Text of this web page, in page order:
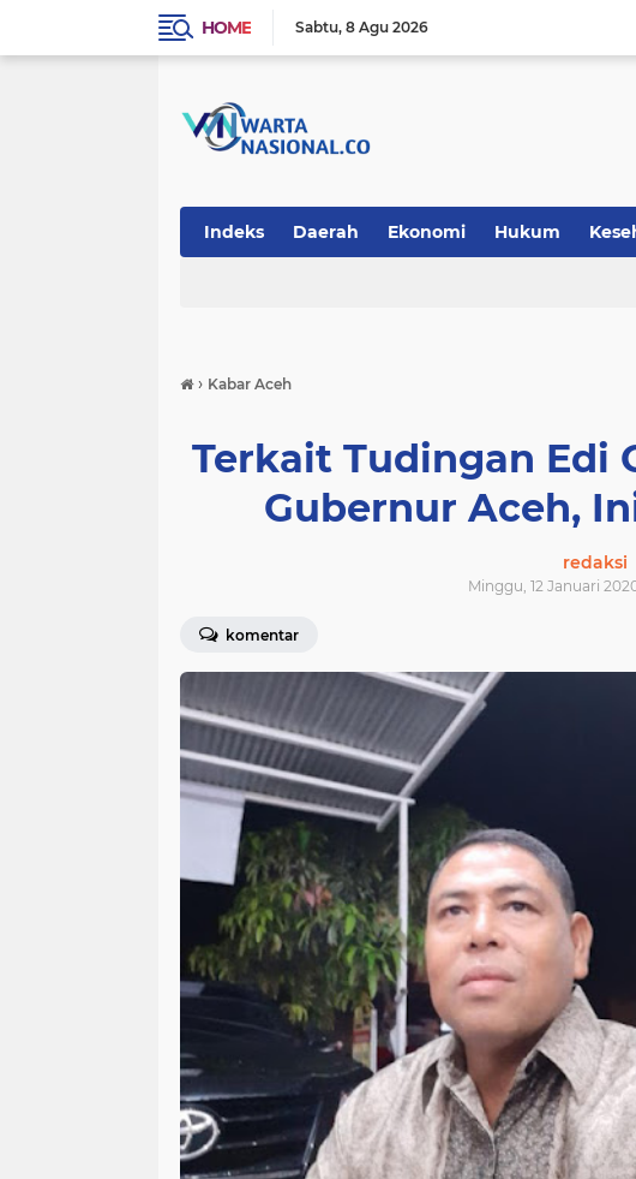
HOME Sabtu 8 Agu 2026
Indeks Daerah Ekonomi Hukum
› Kabar Aceh
Terkait Tudingan Edi
Gubernur Aceh,
redaksi
Minggu, 12 Januari
komentar